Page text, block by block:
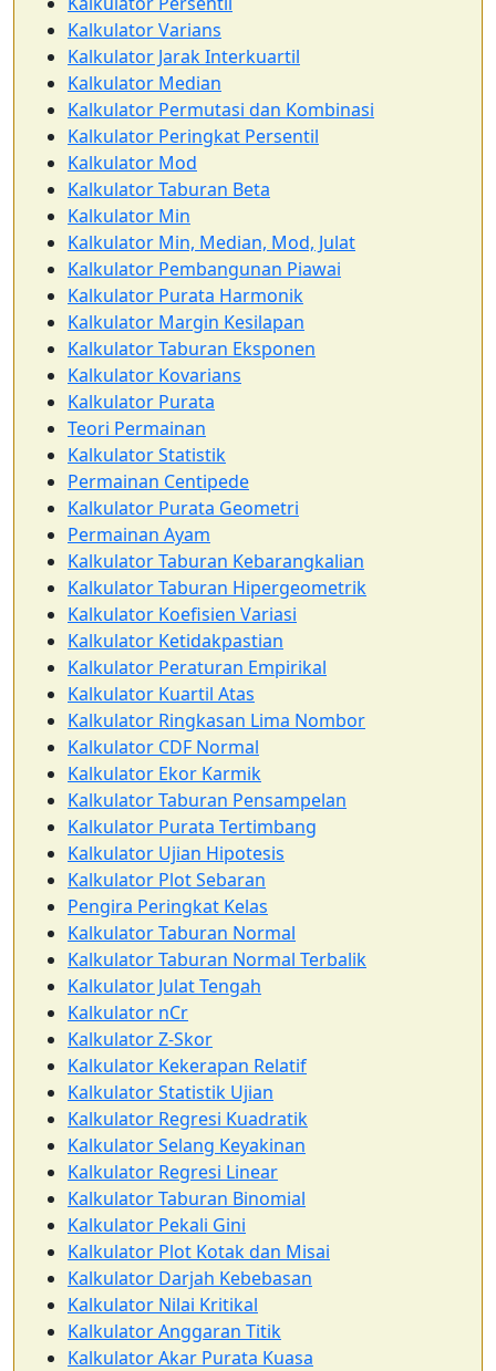
Kalkulator Varians
Kalkulator Jarak Interkuartil
Kalkulator Median
Kalkulator Permutasi dan Kombinasi
Kalkulator Peringkat Persentil
Kalkulator Mod
Kalkulator Taburan Beta
Kalkulator Min
Kalkulator Min, Median, Mod, Julat
Kalkulator Pembangunan Piawai
Kalkulator Purata Harmonik
Kalkulator Margin Kesilapan
Kalkulator Taburan Eksponen
Kalkulator Kovarians
Kalkulator Purata
Teori Permainan
Kalkulator Statistik
Permainan Centipede
Kalkulator Purata Geometri
Permainan Ayam
Kalkulator Taburan Kebarangkalian
Kalkulator Taburan Hipergeometrik
Kalkulator Koefisien Variasi
Kalkulator Ketidakpastian
Kalkulator Peraturan Empirikal
Kalkulator Kuartil Atas
Kalkulator Ringkasan Lima Nombor
Kalkulator CDF Normal
Kalkulator Ekor Karmik
Kalkulator Taburan Pensampelan
Kalkulator Purata Tertimbang
Kalkulator Ujian Hipotesis
Kalkulator Plot Sebaran
Pengira Peringkat Kelas
Kalkulator Taburan Normal
Kalkulator Taburan Normal Terbalik
Kalkulator Julat Tengah
Kalkulator nCr
Kalkulator Z-Skor
Kalkulator Kekerapan Relatif
Kalkulator Statistik Ujian
Kalkulator Regresi Kuadratik
Kalkulator Selang Keyakinan
Kalkulator Regresi Linear
Kalkulator Taburan Binomial
Kalkulator Pekali Gini
Kalkulator Plot Kotak dan Misai
Kalkulator Darjah Kebebasan
Kalkulator Nilai Kritikal
Kalkulator Anggaran Titik
Kalkulator Akar Purata Kuasa